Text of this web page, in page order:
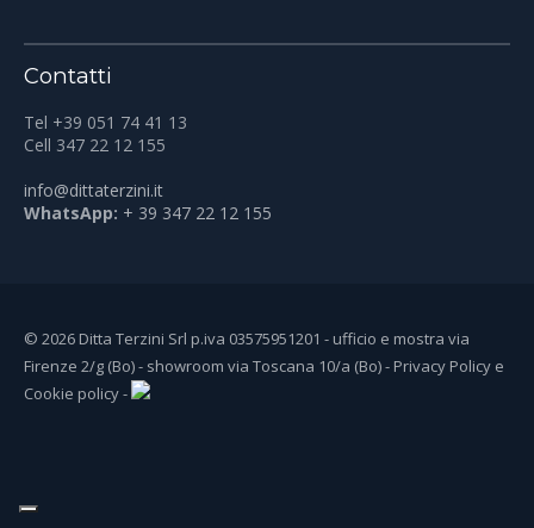
Contatti
Tel +39 051 74 41 13
Cell 347 22 12 155
info@dittaterzini.it
WhatsApp: + 39 347 22 12 155
© 2026 Ditta Terzini Srl p.iva 03575951201 - ufficio e mostra via
Firenze 2/g (Bo) - showroom via Toscana 10/a (Bo) - Privacy Policy e
Cookie policy-